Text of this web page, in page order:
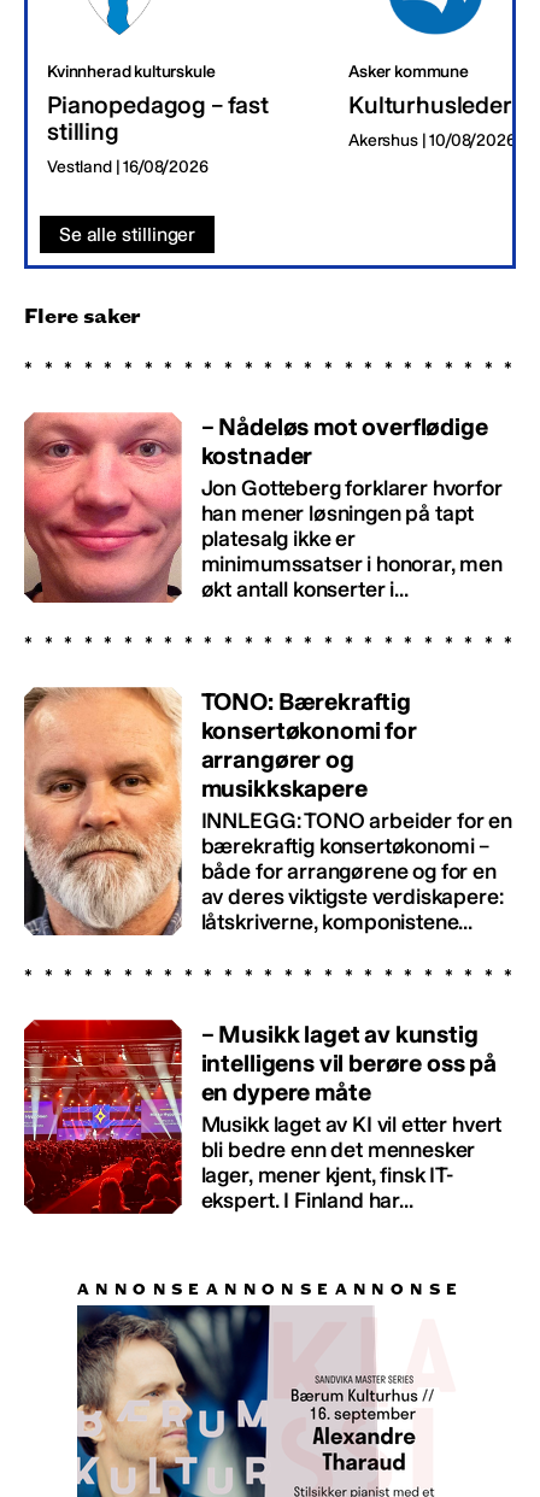
Kvinnherad kulturskule
Pianopedagog – fast
stilling
Vestland | 16/08/2026
Asker kommune
Kulturhusleder
Akershus | 10/08/2026
Se alle stillinger
Flere saker
– Nådeløs mot overflødige
kostnader
Jon Gotteberg forklarer hvorfor
han mener løsningen på tapt
platesalg ikke er
minimumssatser i honorar, men
økt antall konserter i...
TONO: Bærekraftig
konsertøkonomi for
arrangører og
musikkskapere
INNLEGG: TONO arbeider for en
bærekraftig konsertøkonomi –
både for arrangørene og for en
av deres viktigste verdiskapere:
låtskriverne, komponistene...
– Musikk laget av kunstig
intelligens vil berøre oss på
en dypere måte
Musikk laget av KI vil etter hvert
bli bedre enn det mennesker
lager, mener kjent, finsk IT-
ekspert. I Finland har...